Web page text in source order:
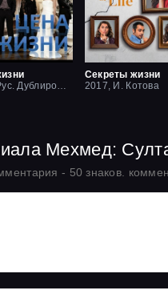
Секреты жизни
2017, И. Котова
Мехмед:
- 50 знаков.